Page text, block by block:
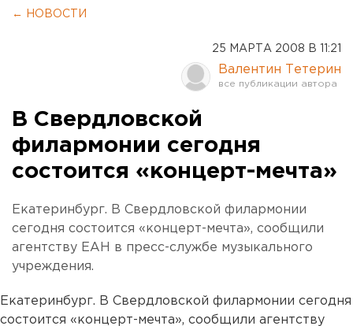
← НОВОСТИ
25 МАРТА 2008 В 11:21
Валентин Тетерин
В Свердловской
филармонии сегодня
состоится «концерт-мечта»
Екатеринбург. В Свердловской филармонии
сегодня состоится «концерт-мечта», сообщили
агентству ЕАН в пресс-службе музыкального
учреждения.
Екатеринбург. В Свердловской филармонии сегодня
состоится «концерт-мечта», сообщили агентству